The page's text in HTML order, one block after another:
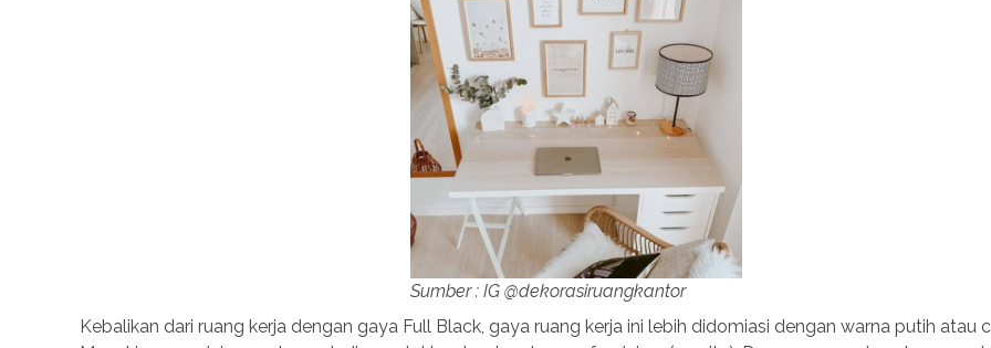
Sumber : IG @dekorasiruangkantor
Kebalikan dari ruang kerja dengan gaya Full Black, gaya ruang kerja ini lebih didomiasi dengan warna putih atau